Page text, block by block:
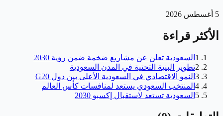
5 أغسطس 2026
الأكثر قراءة
1 السعودية تعلن عن مشاريع ضخمة ضمن رؤية 2030
2تطوير البنية التحتية في المدن السعودية
3 النمو الاقتصادي في السعودية الأعلى بين دول G20
4 المنتخب السعودي يستعد لمنافسات كأس العالم
5 السعودية تستعد لاستقبال إكسبو 2030